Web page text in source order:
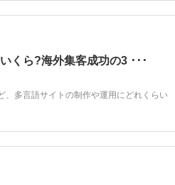
くら?海外集客成功の3 ･･･
、多言語サイトの制作や運用にどれくらい